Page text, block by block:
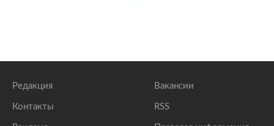
Редакция
Контакты
Вакансии
RSS